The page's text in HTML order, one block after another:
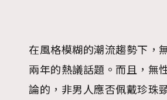
在風格模糊的潮流趨勢下，
兩年的熱議話題。而且，無
論的，非男人應否佩戴珍珠